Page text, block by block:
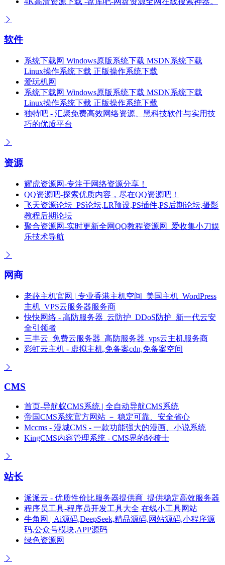
软件
系统下载网 Windows原版系统下载 MSDN系统下载
Linux操作系统下载 正版操作系统下载
爱玩机网
系统下载网 Windows原版系统下载 MSDN系统下载
Linux操作系统下载 正版操作系统下载
独特吧 - 汇聚免费高效网络资源、黑科技软件与实用技
巧的优质平台
资源
耀虎资源网-专注于网络资源分享！
QQ资源吧-探索优质内容，尽在QQ资源吧！
飞天资源论坛_PS论坛,LR预设,PS插件,PS后期论坛,摄影
教程后期论坛
聚合资源网-实时更新全网QQ教程资源网_爱收集小刀娱
乐技术导航
网商
老薛主机官网 | 专业香港主机空间_美国主机_WordPress
主机_VPS云服务器服务商
快快网络 - 高防服务器_云防护_DDoS防护_新一代云安
全引领者
三丰云_免费云服务器_高防服务器_vps云主机服务商
彩虹云主机 - 虚拟主机,免备案cdn,免备案空间
CMS
首页-导航蚁CMS系统 | 全自动导航CMS系统
帝国CMS系统官方网站 － 稳定可靠、安全省心
Mccms - 漫城CMS - 一款功能强大的漫画、小说系统
KingCMS内容管理系统 - CMS界的轻骑士
站长
派派云 - 优质性价比服务器提供商_提供稳定高效服务器
程序员工具-程序员开发工具大全 在线小工具网站
牛角网 | Ai源码,DeepSeek,精品源码,网站源码,小程序源
码,公众号模块,APP源码
绿色资源网